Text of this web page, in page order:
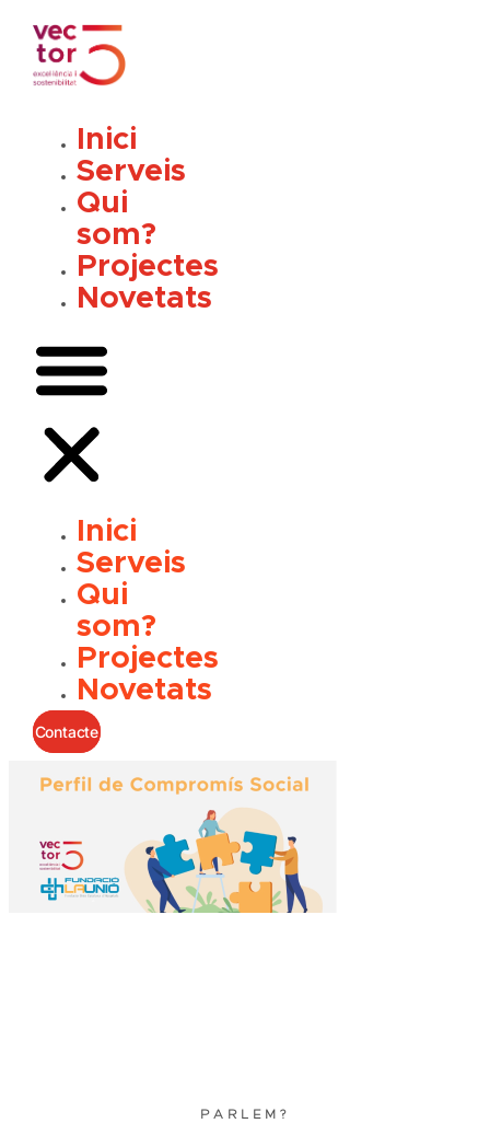
contingut
Inici
Serveis
Qui
som?
Projectes
Novetats
Inici
Serveis
Qui
som?
Projectes
Novetats
Contacte
PARLEM?